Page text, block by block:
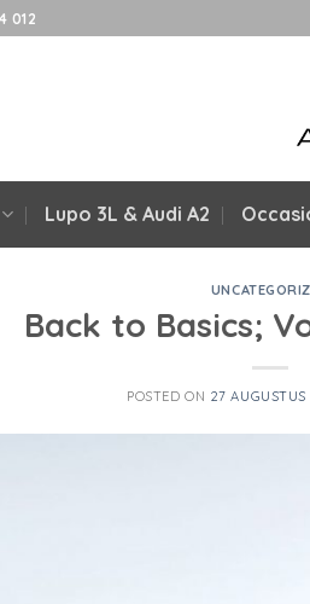
012
Lupo 3L & Audi A2
Back to Basics;
POSTED ON 27 AUGUSTUS